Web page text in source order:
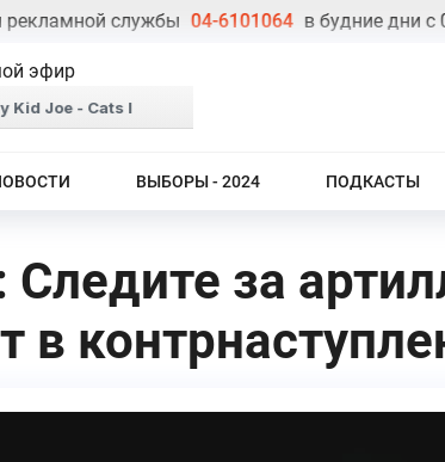
службы 04-6101064 в будние дни с
эфир
ВЫБОРЫ - 2024 ПОДКАСТЫ
Следите за
в